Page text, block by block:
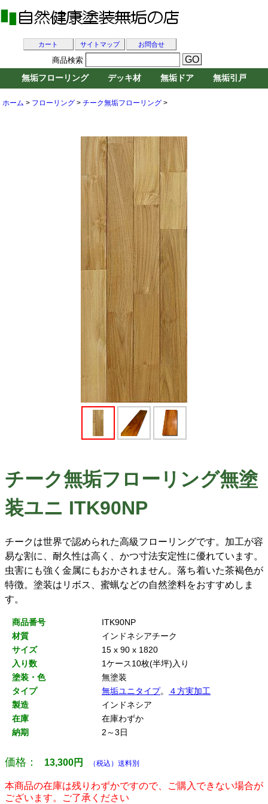
ホーム > フローリング > チーク無垢フローリング >
チーク無垢フローリング無塗
装ユニ ITK90NP
チークは世界で認められた高級フローリングです。加工が容
易な割に、耐久性は高く、かつ寸法安定性に優れています。
虫害にも強く金属にもおかされません。落ち着いた茶褐色が
特徴。塗装はリボス、蜜蝋などの自然塗料をおすすめしま
す。
商品番号
ITK90NP
材質
インドネシアチーク
サイズ
15 x 90 x 1820
入り数
1ケース10枚(半坪)入り
塗装・色
無塗装
タイプ
無垢ユニタイプ。
４方実加工
製造
インドネシア
在庫
在庫わずか
納期
2～3日
価格： 13,300円 （税込）送料別
本商品の在庫は残りわずかですので、ご購入できない場合が
ございます。ご了承ください
カート サイトマップ お問合せ
商品検索
無垢フローリング デッキ材 無垢ドア 無垢引戸